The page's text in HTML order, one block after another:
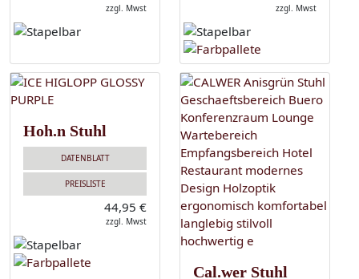
zzgl. Mwst zzgl. Mwst
Hoh.n Stuhl
DATENBLATT
PREISLISTE
44,95 €
zzgl. Mwst
Cal.wer Stuhl